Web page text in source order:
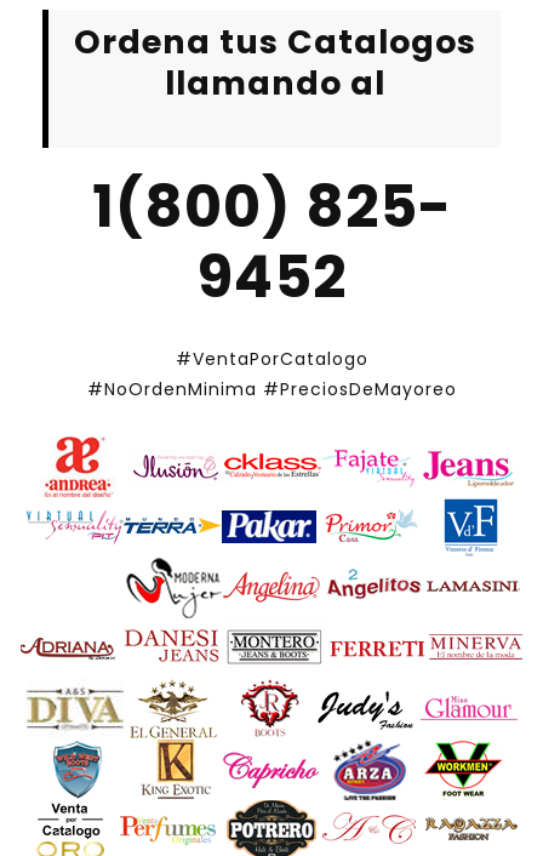
Ordena tus Catalogos
llamando al
1(800) 825-
9452
#VentaPorCatalogo
#NoOrdenMinima #PreciosDeMayoreo